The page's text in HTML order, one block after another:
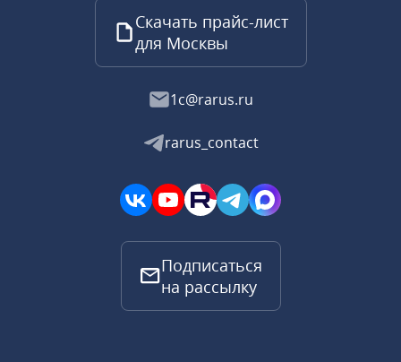
Скачать прайс-лист
для Москвы
1c@rarus.ru
rarus_contact
Подписаться
на рассылку